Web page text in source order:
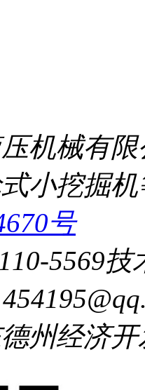
机械有
小挖掘
号
5569技
州经济